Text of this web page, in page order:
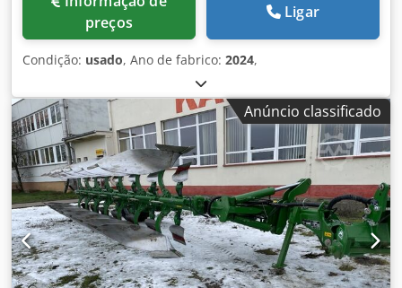
preços
Ligar
Condição: usado, Ano de fabrico: 2024,
Anúncio classificado